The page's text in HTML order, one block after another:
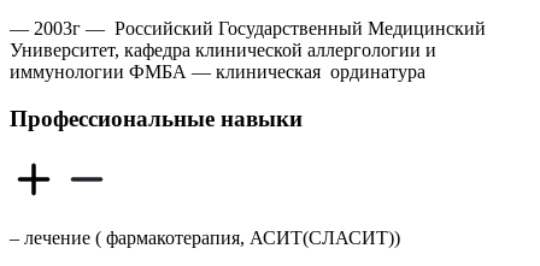
— 2003г — Российский Государственный Медицинский
Университет, кафедра клинической аллергологии и
иммунологии ФМБА — клиническая ординатура
Профессиональные навыки
– лечение ( фармакотерапия, АСИТ(СЛАСИТ))